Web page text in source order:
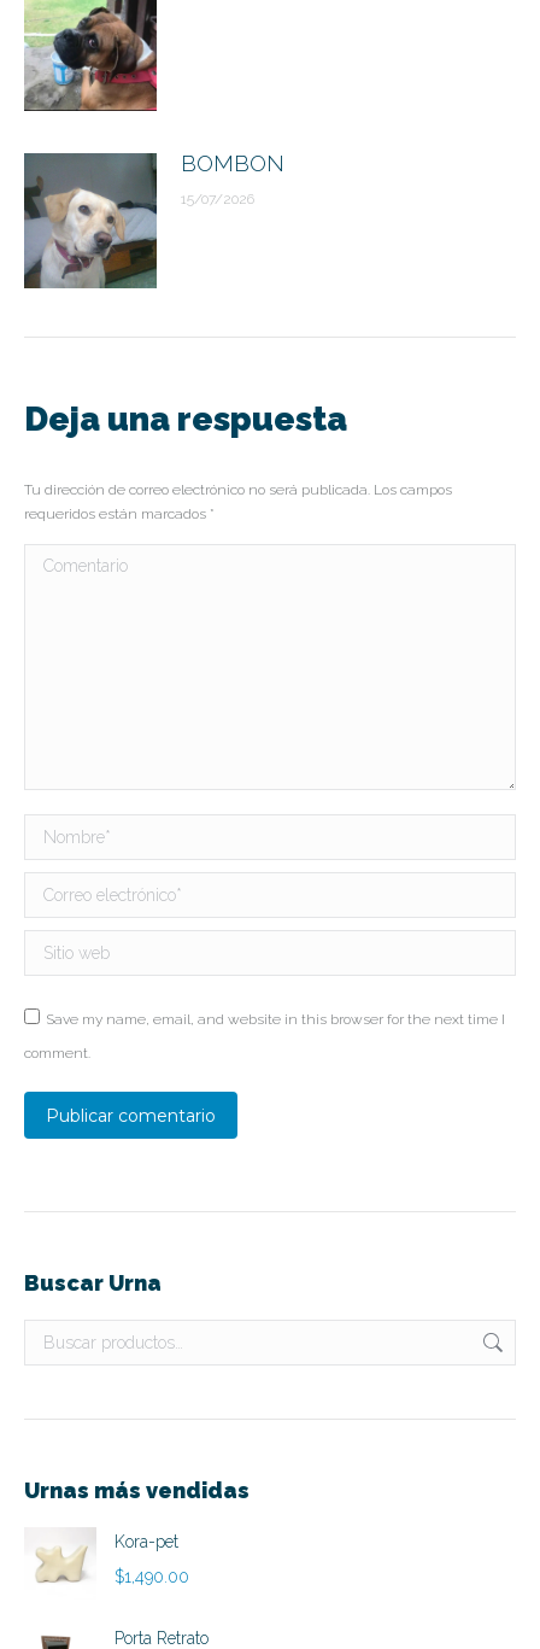
BOMBON
15/07/2026
Deja una respuesta
Tu dirección de correo electrónico no será publicada. Los campos
requeridos están marcados *
Comentario
Nombre *
Correo electrónico *
Sitio web
Save my name, email, and website in this browser for the next time I
comment.
Publicar comentario
Buscar Urna
Urnas más vendidas
Kora-pet
$1,490.00
Porta Retrato